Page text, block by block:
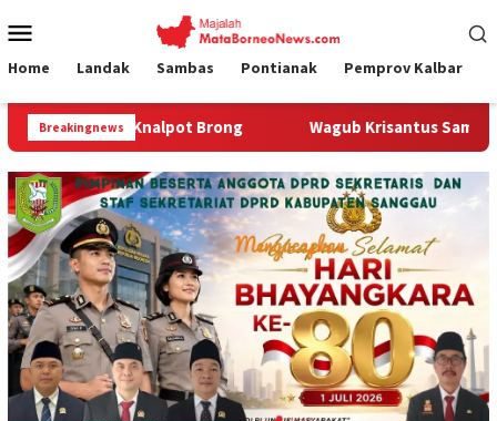
ke
Mobile
Home Landak Sambas Pontianak Pemprov Kalbar
BreakingnewsWagub Krisantus Sambut Kembali Berjalannya